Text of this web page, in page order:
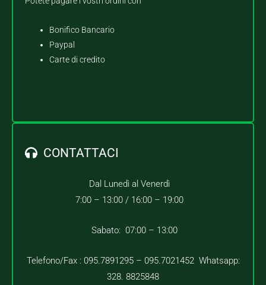
Bonifico Bancario
Paypal
Carte di credito
CONTATTACI
Dal Lunedì al Venerdì
7:00 – 13:00 / 16:00 – 19:00
Sabato: 07:00 – 13:00
Telefono/Fax : 095.7891295 – 095.7021452 Whatsapp:
328. 8825848